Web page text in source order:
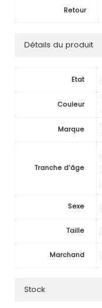
Retour
Détails du produit
Etat
Couleur
Marque
Tranche d'âge
Sexe
Taille
Marchand
Stock